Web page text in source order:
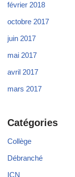
février 2018
octobre 2017
juin 2017
mai 2017
avril 2017
mars 2017
Catégories
Collège
Débranché
ICN